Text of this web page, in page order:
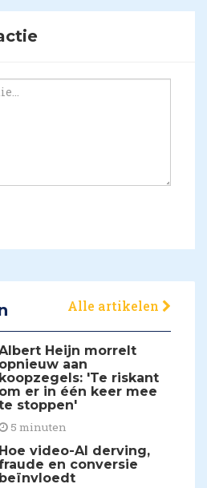
Alle artikelen
Heijn morrelt
opnieuw aan
koopzegels: 'Te riskant
om er in één keer mee
stoppen'
5 minuten
Hoe video-AI derving,
en conversie
beïnvloedt